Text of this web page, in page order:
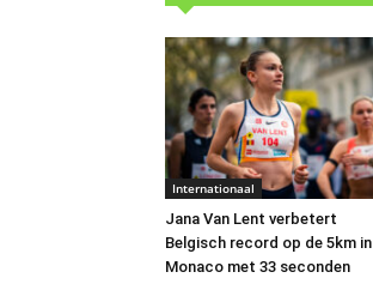
Internationaal
Jana Van Lent verbetert
Belgisch record op de 5km in
Monaco met 33 seconden